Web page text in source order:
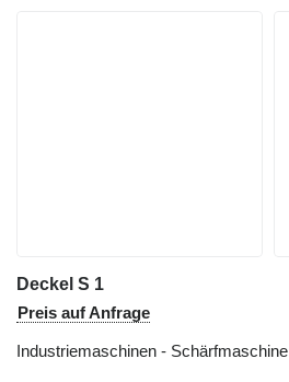
Deckel S 1
Preis auf Anfrage
Industriemaschinen - Schärfmaschine